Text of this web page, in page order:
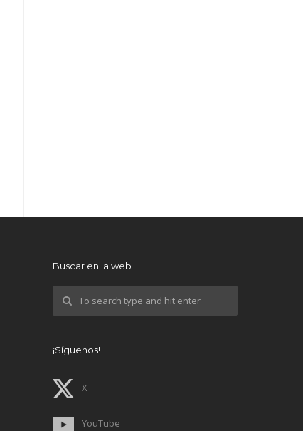
Buscar en la web
¡Síguenos!
X
YouTube